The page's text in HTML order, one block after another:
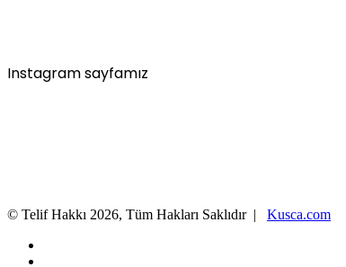
Instagram sayfamız
© Telif Hakkı 2026, Tüm Hakları Saklıdır | Kusca.com